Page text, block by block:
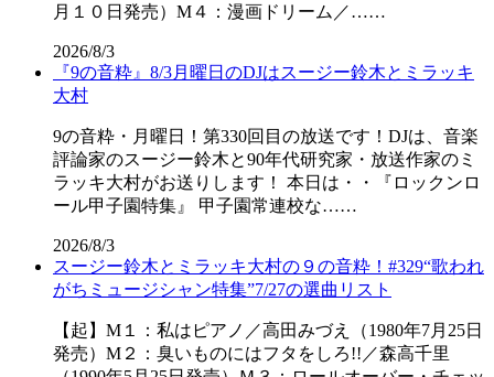
月１０日発売）M４：漫画ドリーム／……
2026/8/3
『9の音粋』8/3月曜日のDJはスージー鈴木とミラッキ
大村
9の音粋・月曜日！第330回目の放送です！DJは、音楽
評論家のスージー鈴木と90年代研究家・放送作家のミ
ラッキ大村がお送りします！ 本日は・・『ロックンロ
ール甲子園特集』 甲子園常連校な……
2026/8/3
スージー鈴木とミラッキ大村の９の音粋！#329“歌われ
がちミュージシャン特集”7/27の選曲リスト
【起】M１：私はピアノ／高田みづえ（1980年7月25日
発売）M２：臭いものにはフタをしろ!!／森高千里